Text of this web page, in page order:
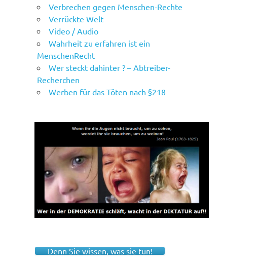
Verbrechen gegen Menschen-Rechte
Verrückte Welt
Video / Audio
Wahrheit zu erfahren ist ein
MenschenRecht
Wer steckt dahinter ? – Abtreiber-
Recherchen
Werben für das Töten nach §218
Denn Sie wissen, was sie tun!